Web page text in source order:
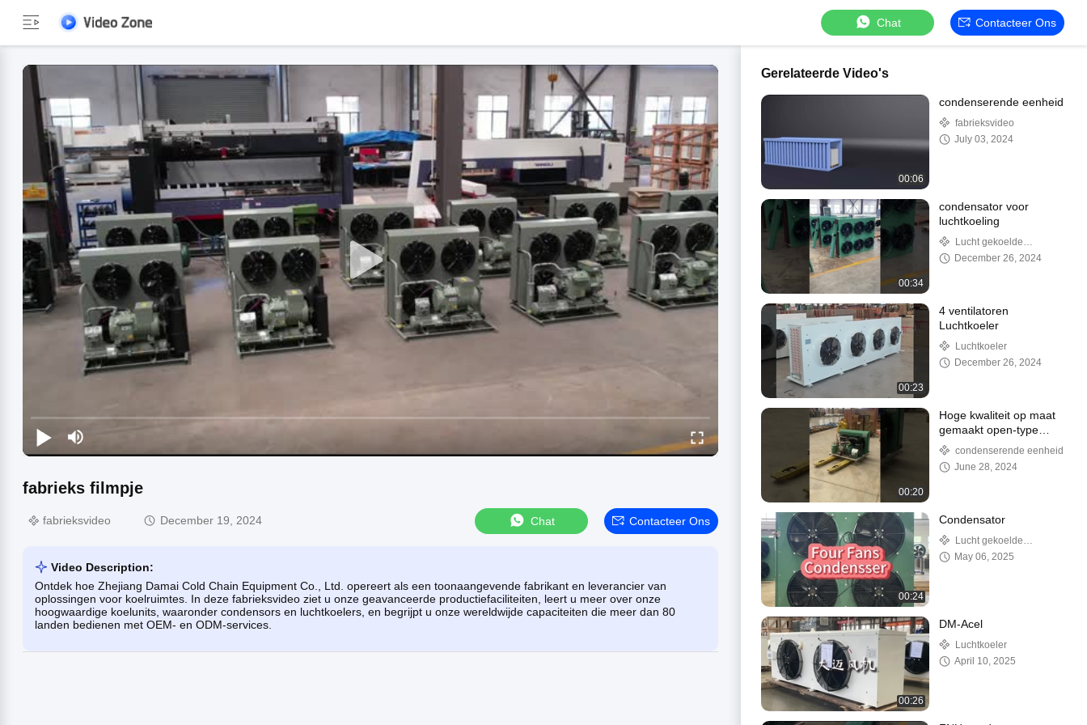
Chat Contacteer Ons
fabrieks filmpje
fabrieksvideo December 19, 2024 Chat Contacteer Ons
Video Description:
Ontdek hoe Zhejiang Damai Cold Chain Equipment Co., Ltd. opereert als een toonaangevende fabrikant en leverancier van
oplossingen voor koelruimtes. In deze fabrieksvideo ziet u onze geavanceerde productiefaciliteiten, leert u meer over onze
hoogwaardige koelunits, waaronder condensors en luchtkoelers, en begrijpt u onze wereldwijde capaciteiten die meer dan 80
landen bedienen met OEM- en ODM-services.
Gerelateerde Video's
00:06
condenserende eenheid
fabrieksvideo
July 03, 2024
00:34
condensator voor
luchtkoeling
Lucht gekoelde
condensator
December 26, 2024
00:23
4 ventilatoren
Luchtkoeler
Luchtkoeler
December 26, 2024
00:20
Hoge kwaliteit op maat
gemaakt open-type
condensatie-eenheid
koelsysteem
luchtkoeling voor koude
condenserende eenheid
June 28, 2024
00:24
Condensator
Lucht gekoelde
condensator
May 06, 2025
00:26
DM-Acel
Luchtkoeler
April 10, 2025